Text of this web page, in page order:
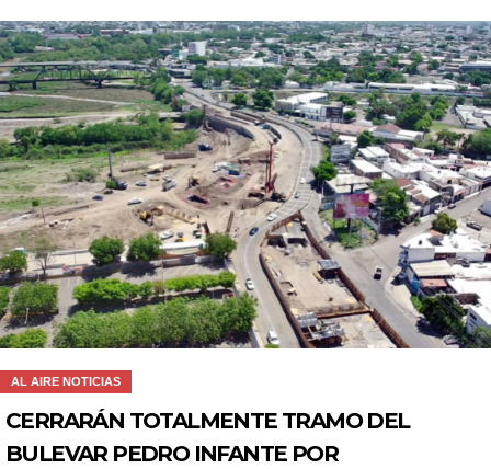
AL AIRE NOTICIAS
CERRARÁN TOTALMENTE TRAMO DEL
BULEVAR PEDRO INFANTE POR